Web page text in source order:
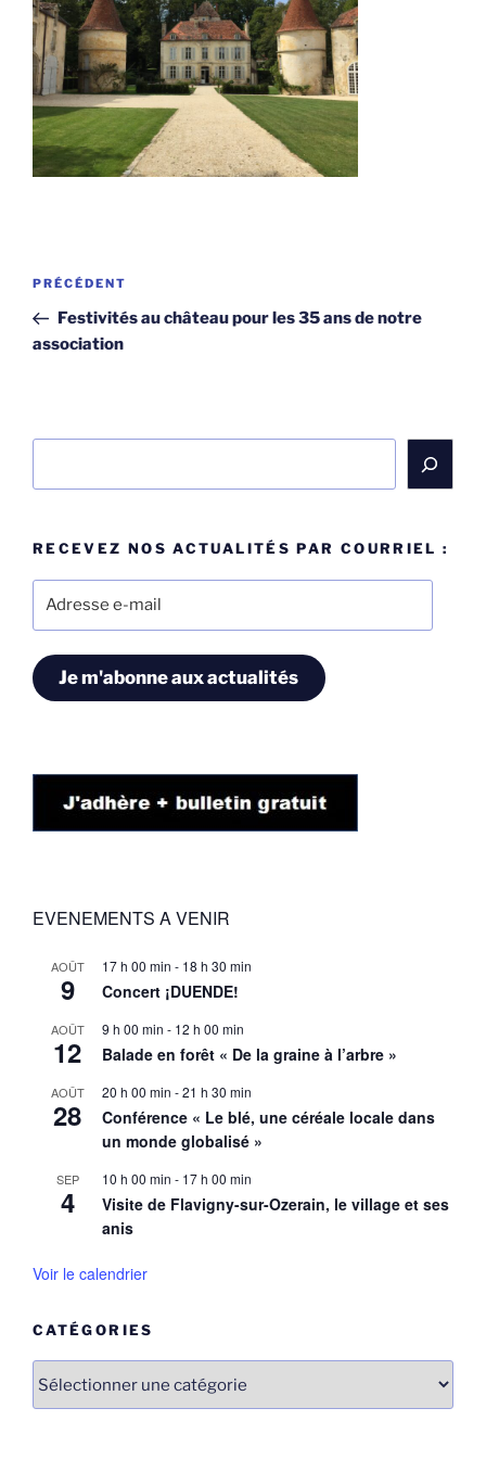
Navigation
l’article
Article
précédent
PRÉCÉDENT
Festivités au château pour les 35 ans de notre
association
RECEVEZ NOS ACTUALITÉS PAR COURRIEL :
Je m'abonne aux actualités
EVENEMENTS A VENIR
AOÛT
9
17 h 00 min - 18 h 30 min
Concert ¡DUENDE!
AOÛT
12
9 h 00 min - 12 h 00 min
Balade en forêt « De la graine à l’arbre »
AOÛT
28
20 h 00 min -21 h 30 min
Conférence « Le blé, une céréale locale dans
un monde globalisé »
SEP
4
10 h 00 min - 17 h 00 min
Visite de Flavigny-sur-Ozerain, le village et ses
anis
Voir le calendrier
CATÉGORIES